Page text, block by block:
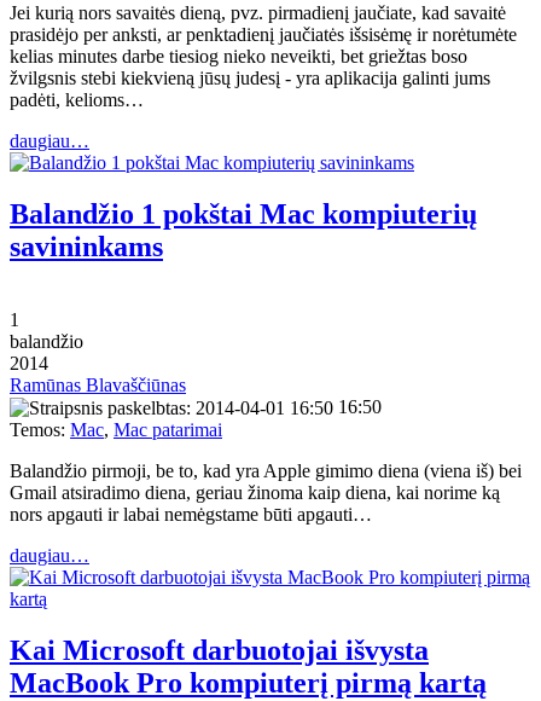
Jei kurią nors savaitės dieną, pvz. pirmadienį jaučiate, kad savaitė
prasidėjo per anksti, ar penktadienį jaučiatės išsisėmę ir norėtumėte
kelias minutes darbe tiesiog nieko neveikti, bet griežtas boso
žvilgsnis stebi kiekvieną jūsų judesį - yra aplikacija galinti jums
padėti, kelioms…
daugiau…
Balandžio 1 pokštai Mac kompiuterių
savininkams
1
balandžio
2014
Ramūnas Blavaščiūnas
16:50
Temos: Mac, Mac patarimai
Balandžio pirmoji, be to, kad yra Apple gimimo diena (viena iš) bei
Gmail atsiradimo diena, geriau žinoma kaip diena, kai norime ką
nors apgauti ir labai nemėgstame būti apgauti…
daugiau…
Kai Microsoft darbuotojai išvysta
MacBook Pro kompiuterį pirmą kartą